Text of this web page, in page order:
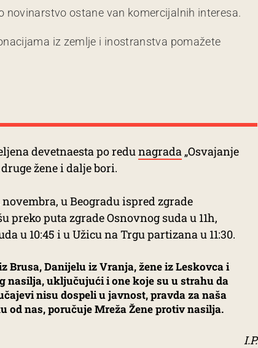
novinarstvo ostane van komercijalnih interesa.
iz zemlje i inostranstva pomažete
devetnaesta po redunagrada „Osvajanje
žene i dalje bori.
u Beogradu ispred zgrade
preko puta zgrade Osnovnog suda u 11h,
u 10:45 i u Užicu na Trgu partizana u 11:30.
Brusa, Danijelu iz Vranja, žene iz Leskovca i
nasilja, uključujući i one koje su u strahu da
nisu dospeli u javnost, pravda za naša
od nas, poručuje Mreža Žene protiv nasilja.
I.P.